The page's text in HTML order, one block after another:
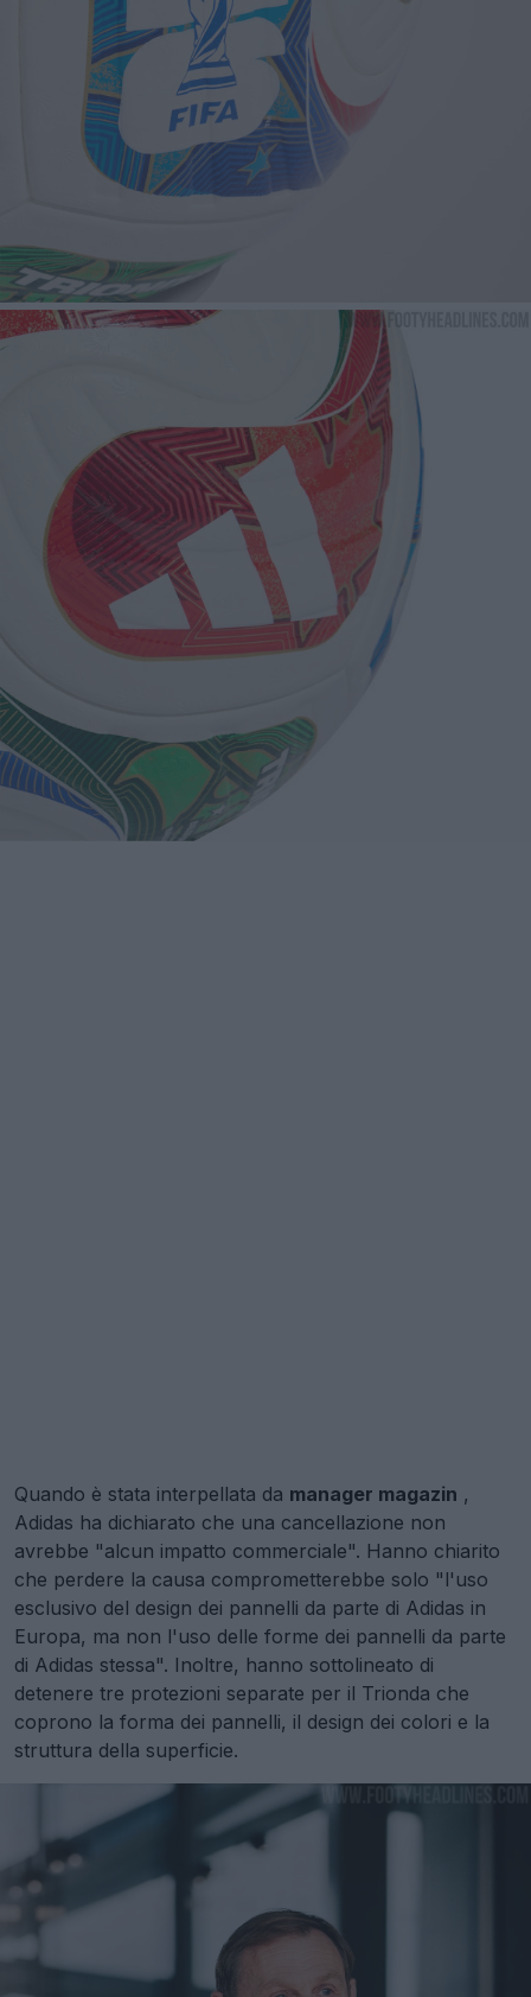
Quando è stata interpellata da manager magazin ,
Adidas ha dichiarato che una cancellazione non
avrebbe "alcun impatto commerciale". Hanno chiarito
che perdere la causa comprometterebbe solo "l'uso
esclusivo del design dei pannelli da parte di Adidas in
Europa, ma non l'uso delle forme dei pannelli da parte
di Adidas stessa". Inoltre, hanno sottolineato di
detenere tre protezioni separate per il Trionda che
coprono la forma dei pannelli, il design dei colori e la
struttura della superficie.